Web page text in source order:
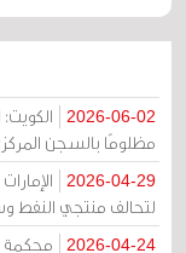
2026-06-02
مظلومًا بالسجن
2026-04-29
لتحالف منتجي النفط
2026-04-24
محكمة